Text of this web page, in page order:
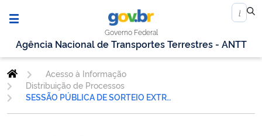
Governo Federal
Agência Nacional de Transportes Terrestres - ANTT
Acesso à Informação
Distribuição de Processos
SESSÃO PÚBLICA DE SORTEIO EXTRAORDINÁRIO - 22/11/2019